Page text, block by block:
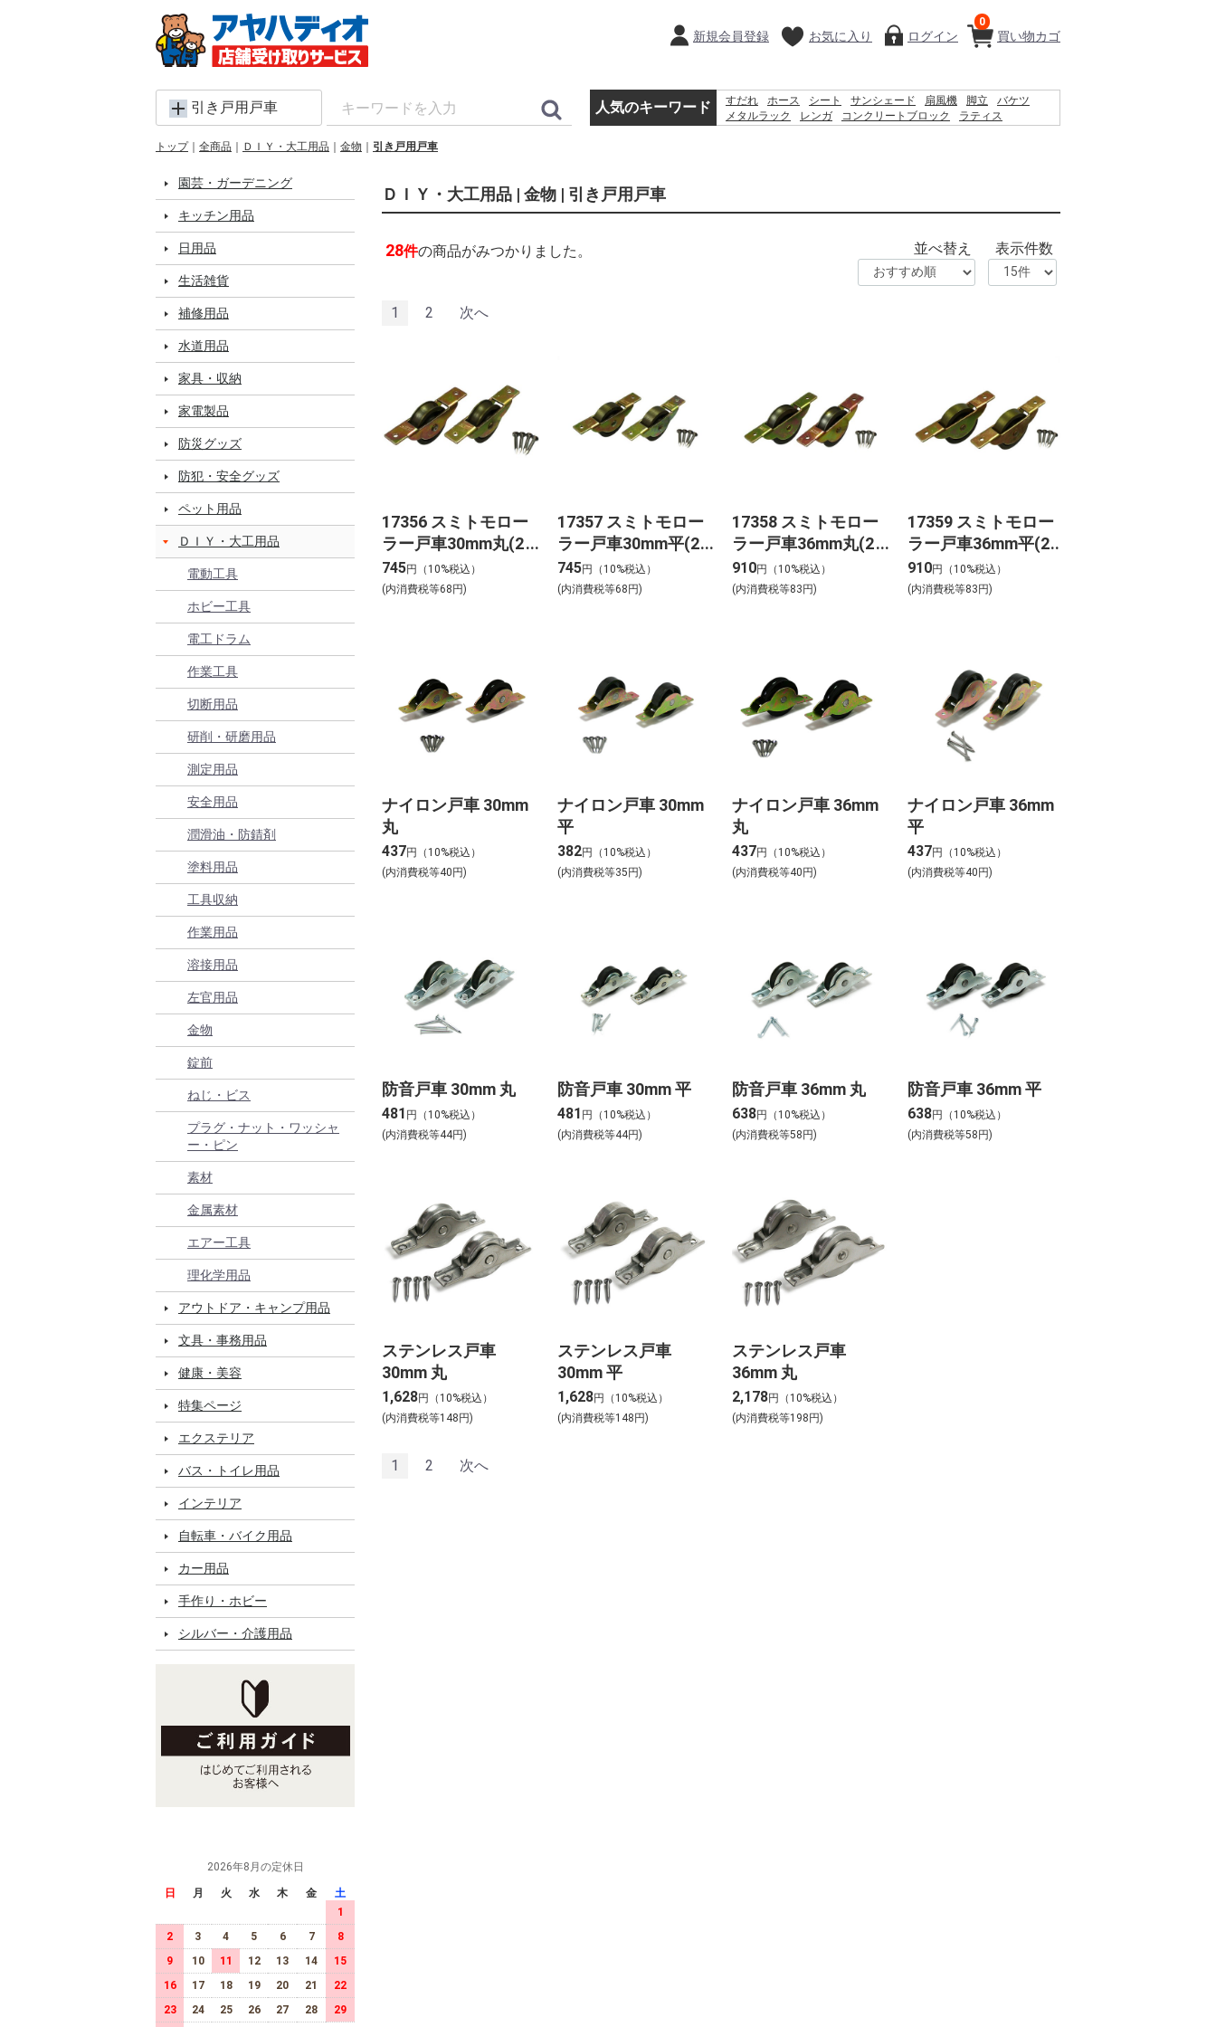
買い物カゴ
0
新規会員登録 お気に入り ログイン
引き戸用戸車 人気のキーワード すだれ ホース シート サンシェード 扇風機 脚立
バケツ
メタルラック
レンガ コンクリートブロック
ラティス
トップ 全商品 ＤＩＹ・大工用品 金物 引き戸用戸車
園芸・ガーデニング
キッチン用品
日用品
生活雑貨
補修用品
水道用品
家具・収納
家電製品
防災グッズ
防犯・安全グッズ
ペット用品
ＤＩＹ・大工用品
電動工具
ホビー工具
電工ドラム
作業工具
切断用品
研削・研磨用品
測定用品
安全用品
潤滑油・防錆剤
塗料用品
工具収納
作業用品
溶接用品
左官用品
金物
錠前
ねじ・ビス
プラグ・ナット・ワッシャ
ー・ピン
素材
金属素材
エアー工具
理化学用品
アウトドア・キャンプ用品
文具・事務用品
健康・美容
特集ページ
エクステリア
バス・トイレ用品
インテリア
自転車・バイク用品
カー用品
手作り・ホビー
シルバー・介護用品
2026年8月の定休日
日 月 火 水 木 金
土
1
2
3 4 5 6 7
8
9
10 11 12 13 14
15
16
17 18 19 20 21
22
23
24 25 26 27 28 29
ＤＩＹ・大工用品 | 金物 | 引き戸用戸車
28件の商品がみつかりました。 並べ替え 表示件数
1 2 次へ
17356 スミトモロー
ラー戸車30mm丸(2
個) 17356
745円（10%税込）
(内消費税等68円)
17357 スミトモロー
ラー戸車30mm平(2
個) 17357
745円（10%税込）
(内消費税等68円)
17358 スミトモロー
ラー戸車36mm丸(2
個) 17358
910円（10%税込）
(内消費税等83円)
17359 スミトモロー
ラー戸車36mm平(2
個) 17359
910円（10%税込）
(内消費税等83円)
ナイロン戸車 30mm
丸
437円（10%税込）
(内消費税等40円)
ナイロン戸車 30mm
平
382円（10%税込）
(内消費税等35円)
ナイロン戸車 36mm
丸
437円（10%税込）
(内消費税等40円)
ナイロン戸車 36mm
平
437円（10%税込）
(内消費税等40円)
防音戸車 30mm 丸
481 円（10%税込）
(内消費税等44円)
防音戸車 30mm 平
481 円（10%税込）
(内消費税等44円)
防音戸車 36mm 丸
638円（10%税込）
(内消費税等58円)
防音戸車 36mm 平
638円（10%税込）
(内消費税等58円)
ステンレス戸車
30mm 丸
1,628円（10%税込）
(内消費税等148円)
ステンレス戸車
30mm 平
1,628円（10%税込）
(内消費税等148円)
ステンレス戸車
36mm 丸
2,178円（10%税込）
(内消費税等198円)
1 2 次へ